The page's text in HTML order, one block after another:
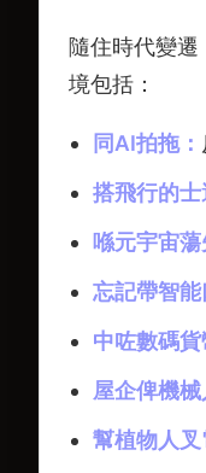
隨住時代變
境包括：
同AI拍拖：
搭飛行的士
喺元宇宙蕩
忘記帶智能
中咗數碼貨
屋企俾機械
幫植物人叉